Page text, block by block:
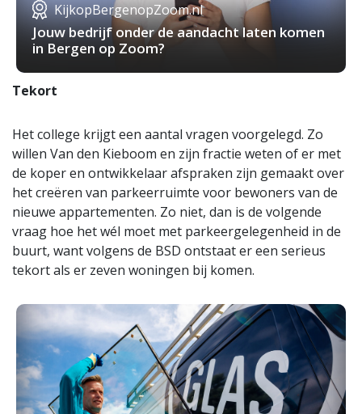
KijkopBergenopZoom.nl
Jouw bedrijf onder de aandacht laten komen
in Bergen op Zoom?
Tekort
Het college krijgt een aantal vragen voorgelegd. Zo
willen Van den Kieboom en zijn fractie weten of er met
de koper en ontwikkelaar afspraken zijn gemaakt over
het creëren van parkeerruimte voor bewoners van de
nieuwe appartementen. Zo niet, dan is de volgende
vraag hoe het wél moet met parkeergelegenheid in de
buurt, want volgens de BSD ontstaat er een serieus
tekort als er zeven woningen bij komen.